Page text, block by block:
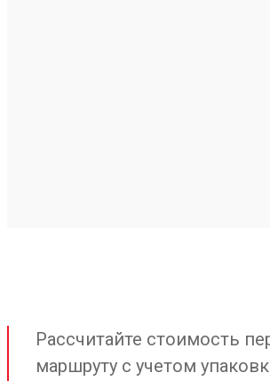
Рассчитайте стоимость
маршруту с учетом